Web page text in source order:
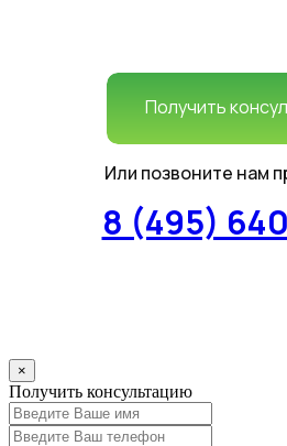
Получить
Или позвоните нам
8 (495)
×
Получить консультацию